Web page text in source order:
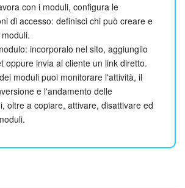
con i moduli, configura le
di accesso: definisci chi può creare e
incorporalo nel sito, aggiungilo
oppure invia al cliente un link diretto.
moduli puoi monitorare l'attività, il
e l'andamento delle
oltre a copiare, attivare, disattivare ed